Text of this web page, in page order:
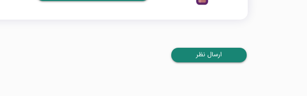
ارسال نظر